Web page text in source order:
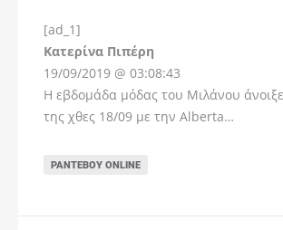
[ad_1]
Kατερίνα Πιπέρη
19/09/2019 @ 03:08:43
Η εβδομάδα μόδας του Μιλάνου
της χθες 18/09 με την Alberta…
ΡΑΝΤΕΒΟΎ ONLINE